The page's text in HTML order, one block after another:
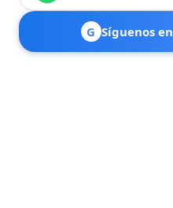
G Síguenos